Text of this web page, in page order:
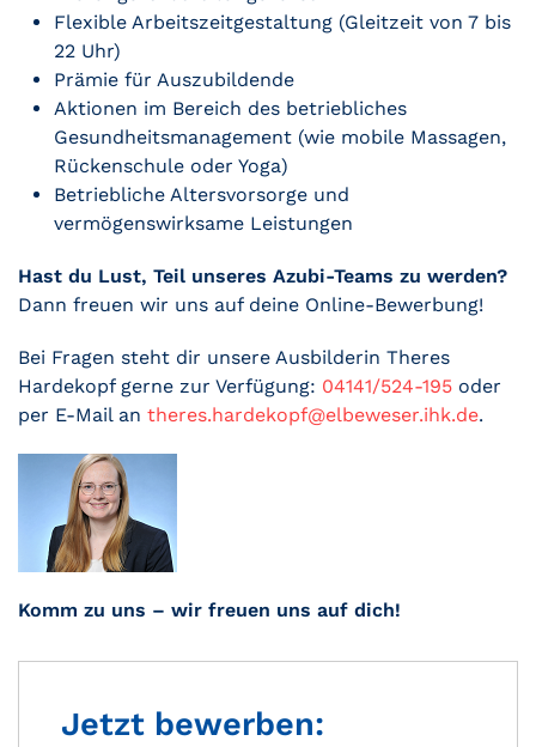
Flexible Arbeitszeitgestaltung (Gleitzeit von 7 bis
22 Uhr)
Prämie für Auszubildende
Aktionen im Bereich des betriebliches
Gesundheitsmanagement (wie mobile Massagen,
Rückenschule oder Yoga)
Betriebliche Altersvorsorge und
vermögenswirksame Leistungen
Hast du Lust, Teil unseres Azubi-Teams zu werden?
Dann freuen wir uns auf deine Online-Bewerbung!
Bei Fragen steht dir unsere Ausbilderin Theres
Hardekopf gerne zur Verfügung: 04141/524-195 oder
per E-Mail an theres.hardekopf@elbeweser.ihk.de.
Komm zu uns – wir freuen uns auf dich!
Jetzt bewerben: